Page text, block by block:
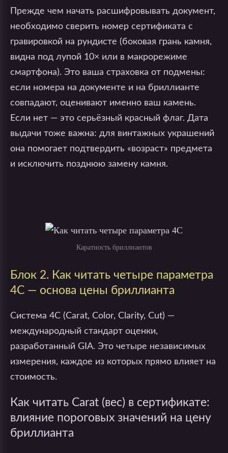
Прежде чем начать расшифровывать документ,
необходимо сверить номер сертификата с
гравировкой на рундисте (боковая грань камня,
видна под лупой 10× или в макрорежиме
смартфона). Это ваша страховка от подмены:
если номера на документе и на бриллианте
совпадают, оценивают именно ваш камень.
Если нет — это серьёзный красный флаг. Дата
выдачи тоже важна: для винтажных украшений
она помогает подтвердить «возраст» предмета
и исключить позднюю замену камня.
Каратность бриллиантов
Блок 2. Как читать четыре параметра
4C — основа цены бриллианта
Система 4C (Carat, Color, Clarity, Cut) —
международный стандарт оценки,
разработанный GIA. Это четыре независимых
измерения, каждое из которых прямо влияет на
стоимость.
Как читать Carat (вес) в сертификате:
влияние пороговых значений на цену
бриллианта